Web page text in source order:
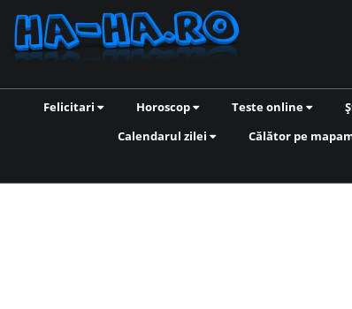
Felicitari Horoscop Teste online
Calendarul zilei
Călător pe